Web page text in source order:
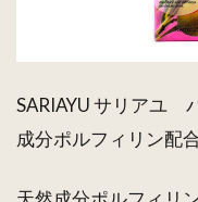
SARIAYU サリアユ
成分ポルフィリン配